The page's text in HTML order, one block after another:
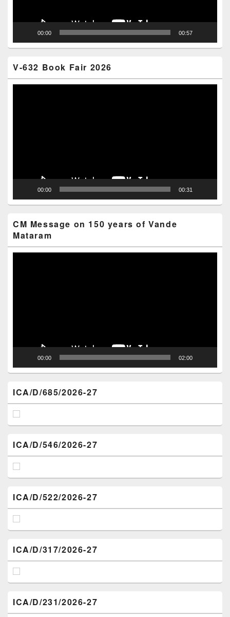
00:00 00:57
V-632 Book Fair 2026
00:00 00:31
CM Message on 150 years of Vande
Mataram
00:00 02:00
ICA/D/685/2026-27
ICA/D/546/2026-27
ICA/D/522/2026-27
ICA/D/317/2026-27
ICA/D/231/2026-27